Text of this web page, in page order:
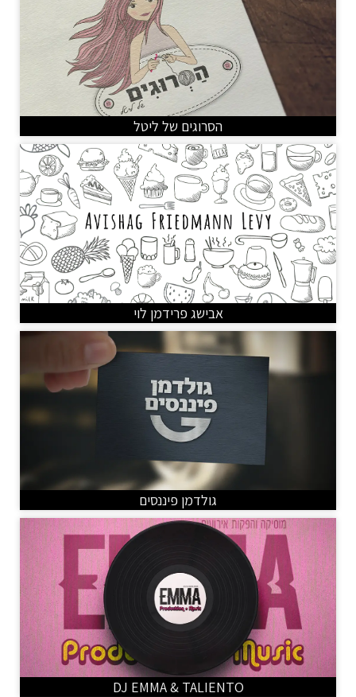
הסרוגים של ליטל
אבישג פרידמן לוי
גולדמן פיננסים
DJ EMMA & TALIENTO